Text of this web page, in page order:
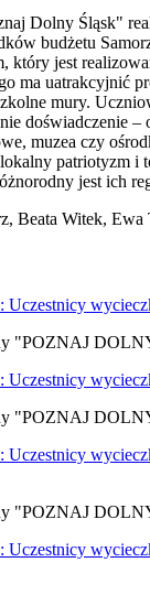
Dolny Śląsk"
budżetu
który jest
ma uatrakcyjnić
mury.
doświadczenie
muzea czy
patriotyzm i
jest ich
Beata Witek,
"POZNAJ
"POZNAJ
"POZNAJ